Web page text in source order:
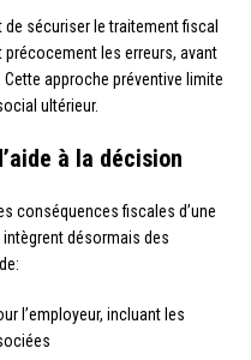
sécuriser le traitement fiscal
les erreurs, avant
approche préventive limite
ultérieur.
à la décision
conséquences fiscales d’une
désormais des
l’employeur, incluant les